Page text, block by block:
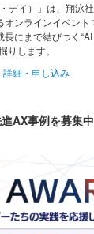
デイ）」は、翔泳
オンラインイベン
にまで結びつく
りします。
詳細・申し込み
AX事例を募集